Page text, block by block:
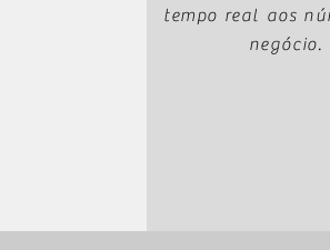
tempo real aos
negócio.